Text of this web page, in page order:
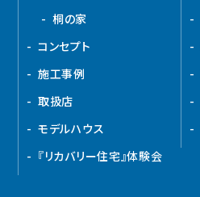
桐の家
コンセプト
施工事例
取扱店
モデルハウス
『リカバリー住宅』体験会